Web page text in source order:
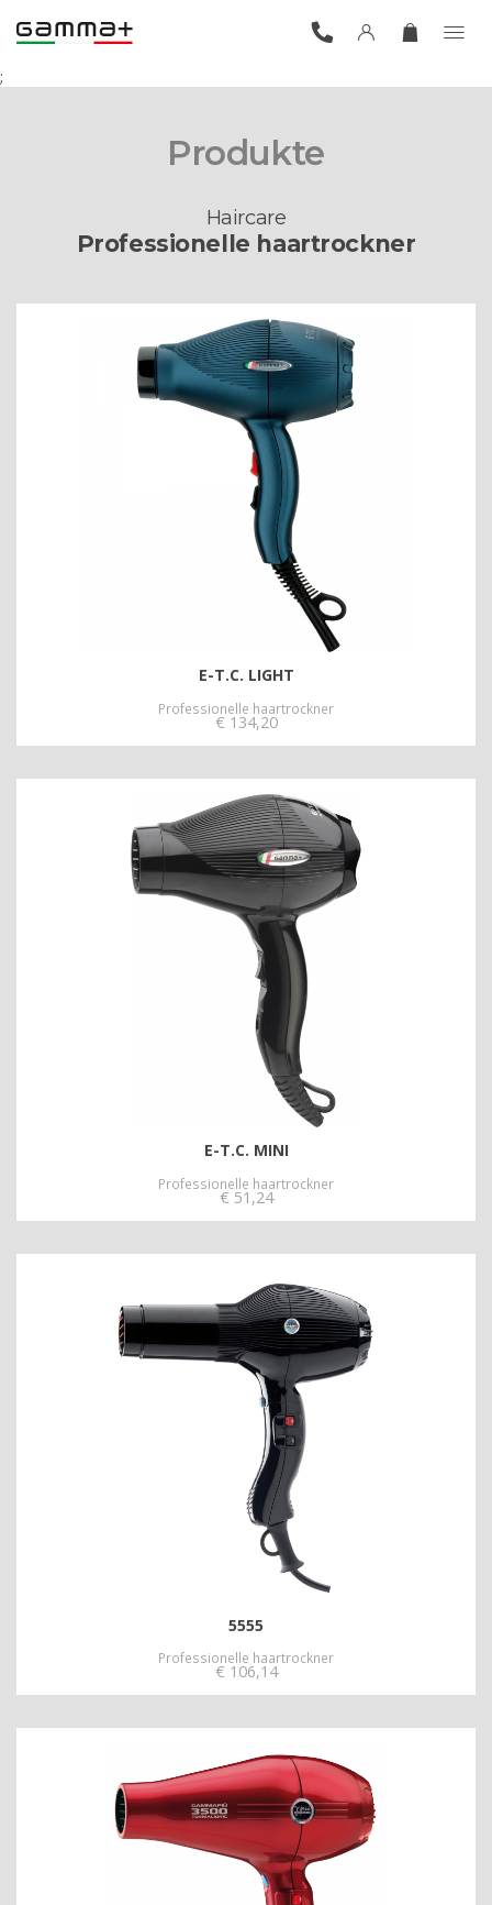
;
Produkte
Haircare
Professionelle haartrockner
E-T.C. LIGHT
Professionelle haartrockner
€ 134,20
E-T.C. MINI
Professionelle haartrockner
€ 51,24
5555
Professionelle haartrockner
€ 106,14